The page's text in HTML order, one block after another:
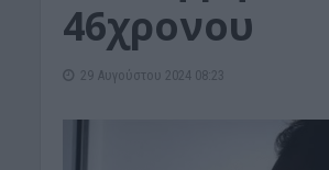
46χρονου
29 Αυγούστου 2024 08:23